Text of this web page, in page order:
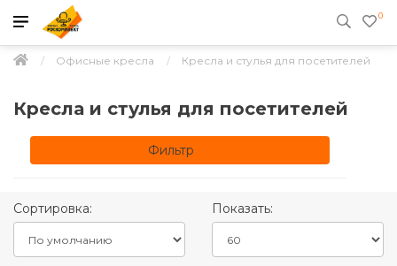
0
Офисные кресла Кресла и стулья для посетителей
Кресла и стулья для посетителей
Фильтр
Сортировка: Показать: